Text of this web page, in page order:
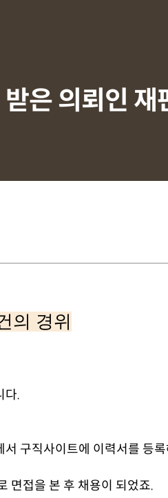
은 의뢰인 재
의 경위
다.
구직사이트에 이력서를 등
면접을 본 후 채용이 되었죠.